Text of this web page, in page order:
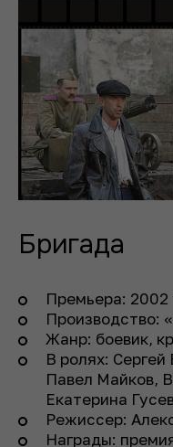
Бригада
Премьера: 2002
Производство:
Жанр: боевик,
В ролях:
Павел Майков,
Екатерина
Режиссер:
Награды: